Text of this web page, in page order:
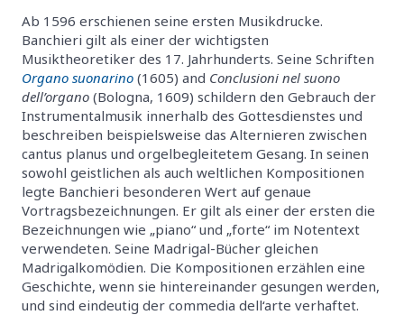
Ab 1596 erschienen seine ersten Musikdrucke.
Banchieri gilt als einer der wichtigsten
Musiktheoretiker des 17. Jahrhunderts. Seine Schriften
Organo suonarino (1605) and Conclusioni nel suono
dell’organo (Bologna, 1609) schildern den Gebrauch der
Instrumentalmusik innerhalb des Gottesdienstes und
beschreiben beispielsweise das Alternieren zwischen
cantus planus und orgelbegleitetem Gesang. In seinen
sowohl geistlichen als auch weltlichen Kompositionen
legte Banchieri besonderen Wert auf genaue
Vortragsbezeichnungen. Er gilt als einer der ersten die
Bezeichnungen wie „piano“ und „forte“ im Notentext
verwendeten. Seine Madrigal-Bücher gleichen
Madrigalkomödien. Die Kompositionen erzählen eine
Geschichte, wenn sie hintereinander gesungen werden,
und sind eindeutig der commedia dell‘arte verhaftet.